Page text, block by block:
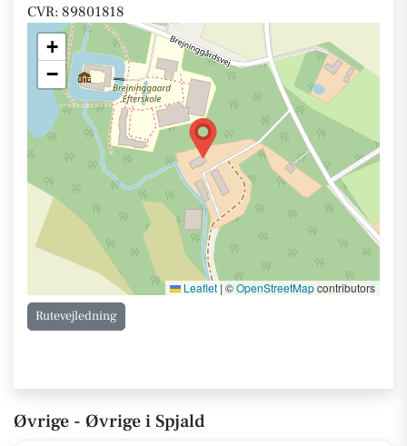
CVR: 89801818
+
−
Leaflet | ©OpenStreetMapcontributors
Rutevejledning
Øvrige - Øvrige i Spjald